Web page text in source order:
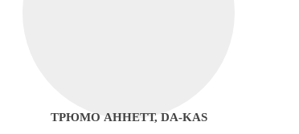
ТРЮМО АННЕТТ, DA-KAS